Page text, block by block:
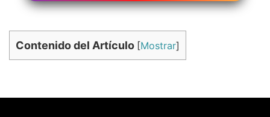
Contenido del Artículo [Mostrar]